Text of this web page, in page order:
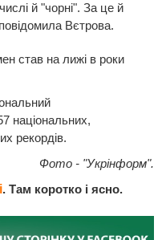
й "чорні". За це й
Вєтрова.
став на лижі в роки
національних,
рекордів.
Фото - "Укрінформ".
. Там коротко і ясно.